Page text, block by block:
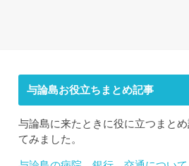
与論島お役立ちまとめ記事
与論島に来たときに役に立つまと
てみました。